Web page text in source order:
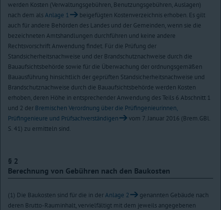
werden Kosten (Verwaltungsgebühren, Benutzungsgebühren, Auslagen)
nach dem alsAnlage 1
beigefügten Kostenverzeichnis erhoben. Es gilt
auch für andere Behörden des Landes und der Gemeinden, wenn sie die
bezeichneten Amtshandlungen durchführen und keine andere
Rechtsvorschrift Anwendung findet. Für die Prüfung der
Standsicherheitsnachweise und der Brandschutznachweise durch die
Bauaufsichtsbehörde sowie für die Überwachung der ordnungsgemäßen
Bauausführung hinsichtlich der geprüften Standsicherheitsnachweise und
Brandschutznachweise durch die Bauaufsichtsbehörde werden Kosten
erhoben, deren Höhe in entsprechender Anwendung des Teils 6 Abschnitt 1
und 2 der Bremischen Verordnung über die Prüfingenieurinnen,
Prüfingenieure und Prüfsachverständigen
vom 7. Januar 2016 (Brem.GBl.
S. 41) zu ermitteln sind.
§ 2
Berechnung von Gebühren nach den Baukosten
(1) Die Baukosten sind für die in derAnlage 2
genannten Gebäude nach
deren Brutto-Rauminhalt, vervielfältigt mit dem jeweils angegebenen